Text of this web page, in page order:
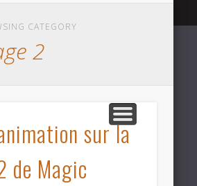
Lison Sabiols
CATEGORY
2
sur la
de Magic